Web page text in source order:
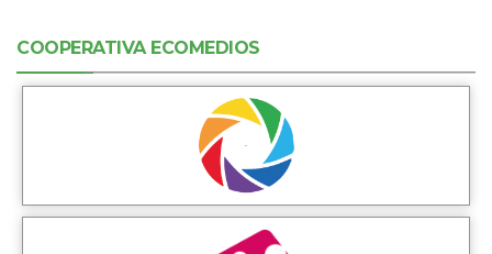
COOPERATIVA ECOMEDIOS